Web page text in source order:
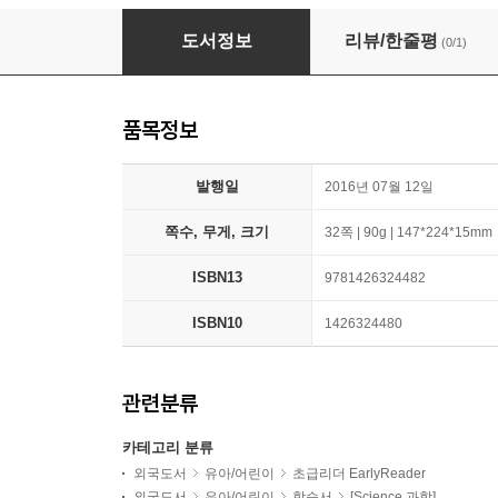
National Geographic Kids Readers Level 1 :
도서정보 리뷰/한줄평 (0/1)
품목정보
발행일 2016년 07월 12일
쪽수, 무게, 크기 32쪽 | 90g | 147*224*15mm
ISBN13 9781426324482
ISBN10 1426324480
관련분류
카테고리 분류
외국도서 유아/어린이
초급리더 EarlyReader